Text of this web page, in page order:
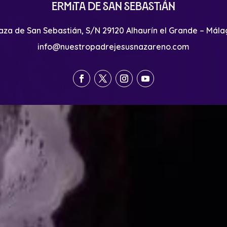
Ermita de San Sebastián
de San Sebastián, S/N 29120 Alhaurín el Grande –
info@nuestropadrejesusnazareno.com